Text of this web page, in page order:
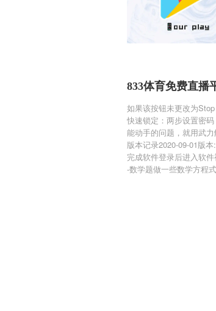
833体育免费直播
如果该按钮未更改为
快速锁定：两步设置密
能动手的问题，就用武
版本记录2020-09-01版
完成软件登录后进入软
-数学题做一些数学方程式